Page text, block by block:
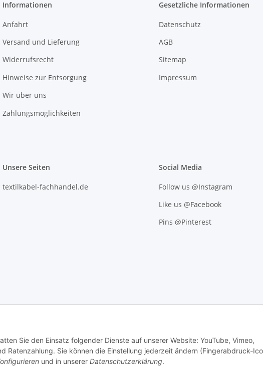
Sie den Einsatz folgender Dienste auf unserer Website: YouTube, Vimeo,
Ratenzahlung. Sie können die Einstellung jederzeit ändern (Fingerabdruck-
und in unserer Datenschutzerklärung.
Informationen
Anfahrt
Versand und Lieferung
Widerrufsrecht
Hinweise zur Entsorgung
Wir über uns
Zahlungsmöglichkeiten
Gesetzliche Informationen
Datenschutz
AGB
Sitemap
Impressum
Unsere Seiten
textilkabel-fachhandel.de
Social Media
Follow us @Instagram
Like us @Facebook
Pins @Pinterest
zzgl.